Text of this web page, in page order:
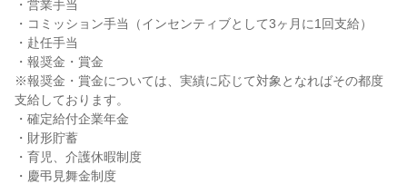
・営業手当
・コミッション手当（インセンティブとして3ヶ月に1回支給）
・赴任手当
・報奨金・賞金
※報奨金・賞金については、実績に応じて対象となればその都度
支給しております。
・確定給付企業年金
・財形貯蓄
・育児、介護休暇制度
・慶弔見舞金制度